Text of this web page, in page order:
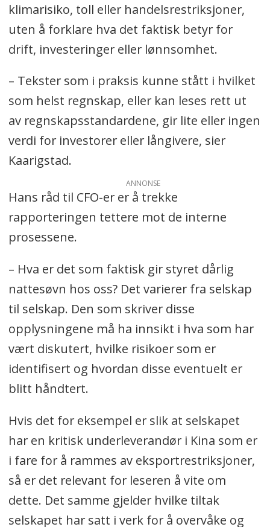
klimarisiko, toll eller handelsrestriksjoner,
uten å forklare hva det faktisk betyr for
drift, investeringer eller lønnsomhet.
– Tekster som i praksis kunne stått i hvilket
som helst regnskap, eller kan leses rett ut
av regnskapsstandardene, gir lite eller ingen
verdi for investorer eller långivere, sier
Kaarigstad.
ANNONSE
Hans råd til CFO-er er å trekke
rapporteringen tettere mot de interne
prosessene.
– Hva er det som faktisk gir styret dårlig
nattesøvn hos oss? Det varierer fra selskap
til selskap. Den som skriver disse
opplysningene må ha innsikt i hva som har
vært diskutert, hvilke risikoer som er
identifisert og hvordan disse eventuelt er
blitt håndtert.
Hvis det for eksempel er slik at selskapet
har en kritisk underleverandør i Kina som er
i fare for å rammes av eksportrestriksjoner,
så er det relevant for leseren å vite om
dette. Det samme gjelder hvilke tiltak
selskapet har satt i verk for å overvåke og